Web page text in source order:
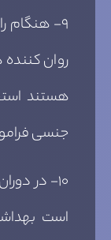
۹- هنگام
روان کننده
هستند
جنسی
۱۰- در
است